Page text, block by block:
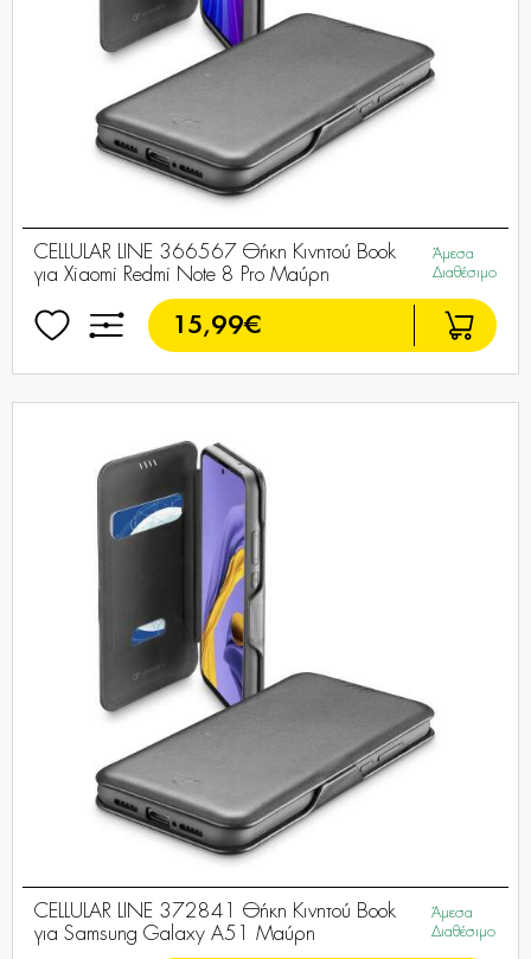
CELLULAR LINE 366567 Θήκη Κινητού Book
για Xiaomi Redmi Note 8 Pro Μαύρη
Άμεσα
Διαθέσιμο
15,99€
CELLULAR LINE 372841 Θήκη Κινητού Book
για Samsung Galaxy A51 Μαύρη
Άμεσα
Διαθέσιμο